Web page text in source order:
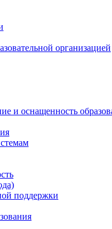
организацией
и оснащенность
поддержки